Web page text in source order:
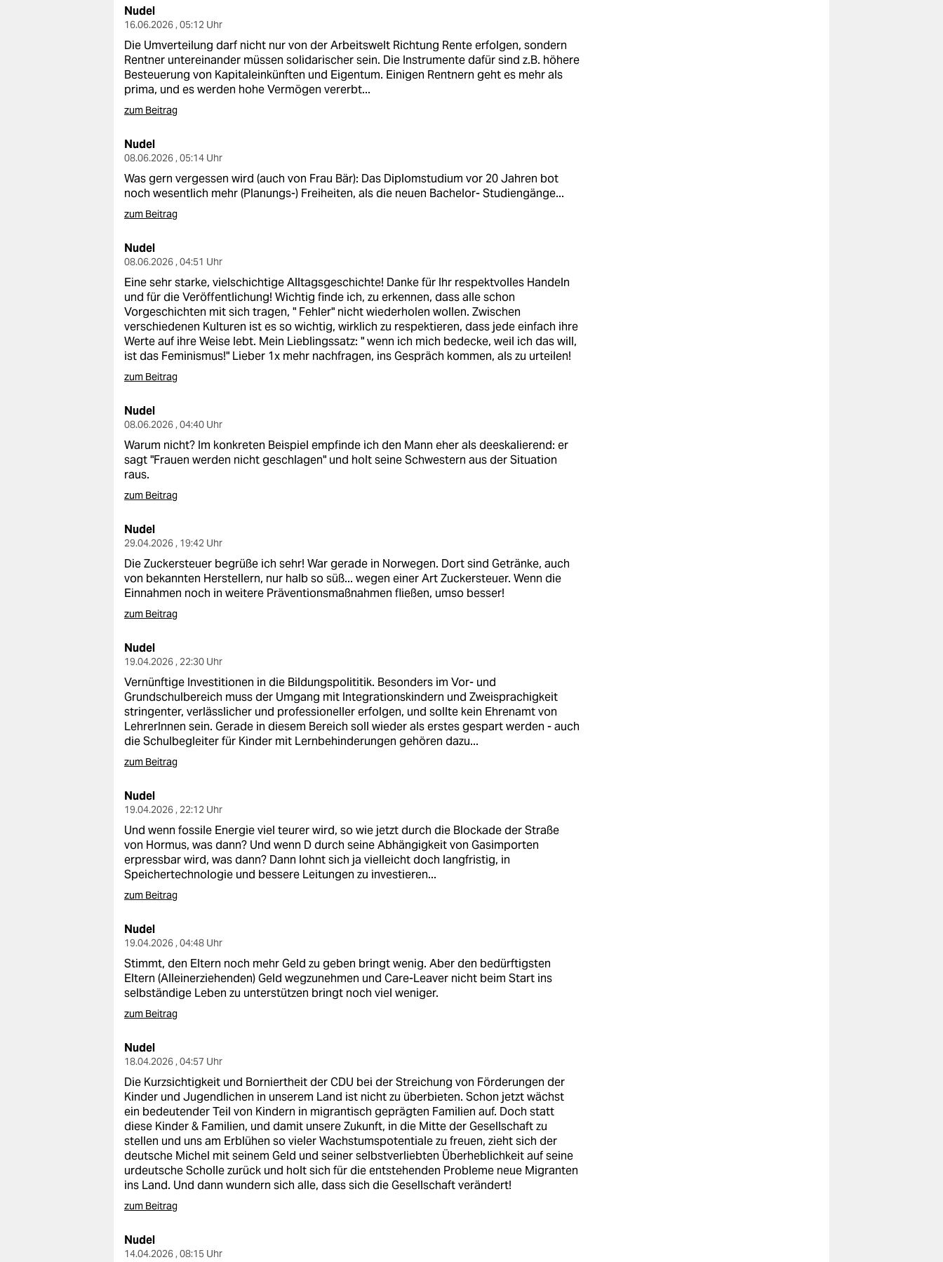
Nudel
16.06.2026 , 05:12 Uhr
Die Umverteilung darf nicht nur von der Arbeitswelt Richtung Rente erfolgen, sondern
Rentner untereinander müssen solidarischer sein. Die Instrumente dafür sind z.B. höhere
Besteuerung von Kapitaleinkünften und Eigentum. Einigen Rentnern geht es mehr als
prima, und es werden hohe Vermögen vererbt...
zum Beitrag
Nudel
08.06.2026 , 05:14 Uhr
Was gern vergessen wird (auch von Frau Bär): Das Diplomstudium vor 20 Jahren bot
noch wesentlich mehr (Planungs-) Freiheiten, als die neuen Bachelor- Studiengänge...
zum Beitrag
Nudel
08.06.2026 , 04:51 Uhr
Eine sehr starke, vielschichtige Alltagsgeschichte! Danke für Ihr respektvolles Handeln
und für die Veröffentlichung! Wichtig finde ich, zu erkennen, dass alle schon
Vorgeschichten mit sich tragen, " Fehler" nicht wiederholen wollen. Zwischen
verschiedenen Kulturen ist es so wichtig, wirklich zu respektieren, dass jede einfach ihre
Werte auf ihre Weise lebt. Mein Lieblingssatz: " wenn ich mich bedecke, weil ich das will,
ist das Feminismus!" Lieber 1x mehr nachfragen, ins Gespräch kommen, als zu urteilen!
zum Beitrag
Nudel
08.06.2026 , 04:40 Uhr
Warum nicht? Im konkreten Beispiel empfinde ich den Mann eher als deeskalierend: er
sagt "Frauen werden nicht geschlagen" und holt seine Schwestern aus der Situation
raus.
zum Beitrag
Nudel
29.04.2026 , 19:42 Uhr
Die Zuckersteuer begrüße ich sehr! War gerade in Norwegen. Dort sind Getränke, auch
von bekannten Herstellern, nur halb so süß... wegen einer Art Zuckersteuer. Wenn die
Einnahmen noch in weitere Präventionsmaßnahmen fließen, umso besser!
zum Beitrag
Nudel
19.04.2026 , 22:30 Uhr
Vernünftige Investitionen in die Bildungspolititik. Besonders im Vor- und
Grundschulbereich muss der Umgang mit Integrationskindern und Zweisprachigkeit
stringenter, verlässlicher und professioneller erfolgen, und sollte kein Ehrenamt von
LehrerInnen sein. Gerade in diesem Bereich soll wieder als erstes gespart werden - auch
die Schulbegleiter für Kinder mit Lernbehinderungen gehören dazu...
zum Beitrag
Nudel
19.04.2026 , 22:12 Uhr
Und wenn fossile Energie viel teurer wird, so wie jetzt durch die Blockade der Straße
von Hormus, was dann? Und wenn D durch seine Abhängigkeit von Gasimporten
erpressbar wird, was dann? Dann lohnt sich ja vielleicht doch langfristig, in
Speichertechnologie und bessere Leitungen zu investieren...
zum Beitrag
Nudel
19.04.2026 , 04:48 Uhr
Stimmt, den Eltern noch mehr Geld zu geben bringt wenig. Aber den bedürftigsten
Eltern (Alleinerziehenden) Geld wegzunehmen und Care-Leaver nicht beim Start ins
selbständige Leben zu unterstützen bringt noch viel weniger.
zum Beitrag
Nudel
18.04.2026 , 04:57 Uhr
Die Kurzsichtigkeit und Borniertheit der CDU bei der Streichung von Förderungen der
Kinder und Jugendlichen in unserem Land ist nicht zu überbieten. Schon jetzt wächst
ein bedeutender Teil von Kindern in migrantisch geprägten Familien auf. Doch statt
diese Kinder & Familien, und damit unsere Zukunft, in die Mitte der Gesellschaft zu
stellen und uns am Erblühen so vieler Wachstumspotentiale zu freuen, zieht sich der
deutsche Michel mit seinem Geld und seiner selbstverliebten Überheblichkeit auf seine
urdeutsche Scholle zurück und holt sich für die entstehenden Probleme neue Migranten
ins Land. Und dann wundern sich alle, dass sich die Gesellschaft verändert!
zum Beitrag
Nudel
14.04.2026 , 08:15 Uhr